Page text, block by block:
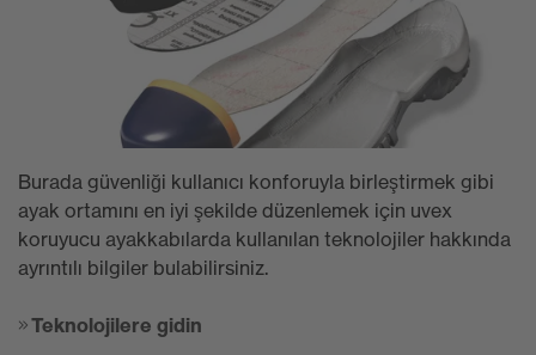
Burada güvenliği kullanıcı konforuyla birleştirmek gibi
ayak ortamını en iyi şekilde düzenlemek için uvex
koruyucu ayakkabılarda kullanılan teknolojiler hakkında
ayrıntılı bilgiler bulabilirsiniz.
Teknolojilere gidin